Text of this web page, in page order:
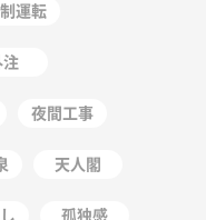
運転
注
夜間工事
天人閣
孤独感